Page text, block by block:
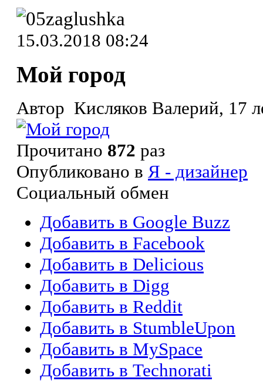
15.03.2018 08:24
Мой город
Автор Кисляков Валерий, 17
Прочитано 872 раз
Опубликовано в Я - дизайнер
Социальный обмен
Добавить в Google Buzz
Добавить в Facebook
Добавить в Delicious
Добавить в Digg
Добавить в Reddit
Добавить в StumbleUpon
Добавить в MySpace
Добавить в Technorati